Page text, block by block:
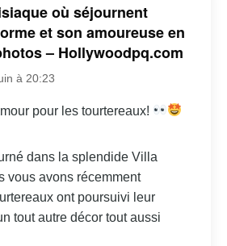
où séjournent
et son amoureuse en
– Hollywoodpq.com
à 20:23
pour les tourtereaux!
dans la splendide Villa
vous avons récemment
ont poursuivi leur
tout autre décor tout aussi